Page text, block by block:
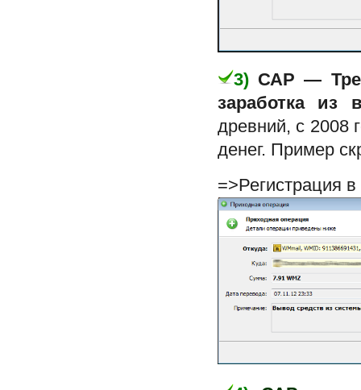
3) САР —
заработка из
древний, с 2008
денег. Пример
=>Регистрация